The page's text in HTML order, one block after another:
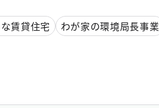
賃貸住宅 わが家の環境局長事業
ート